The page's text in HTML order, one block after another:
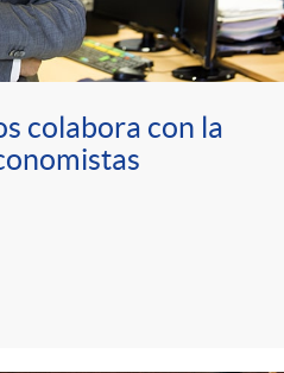
colabora con la